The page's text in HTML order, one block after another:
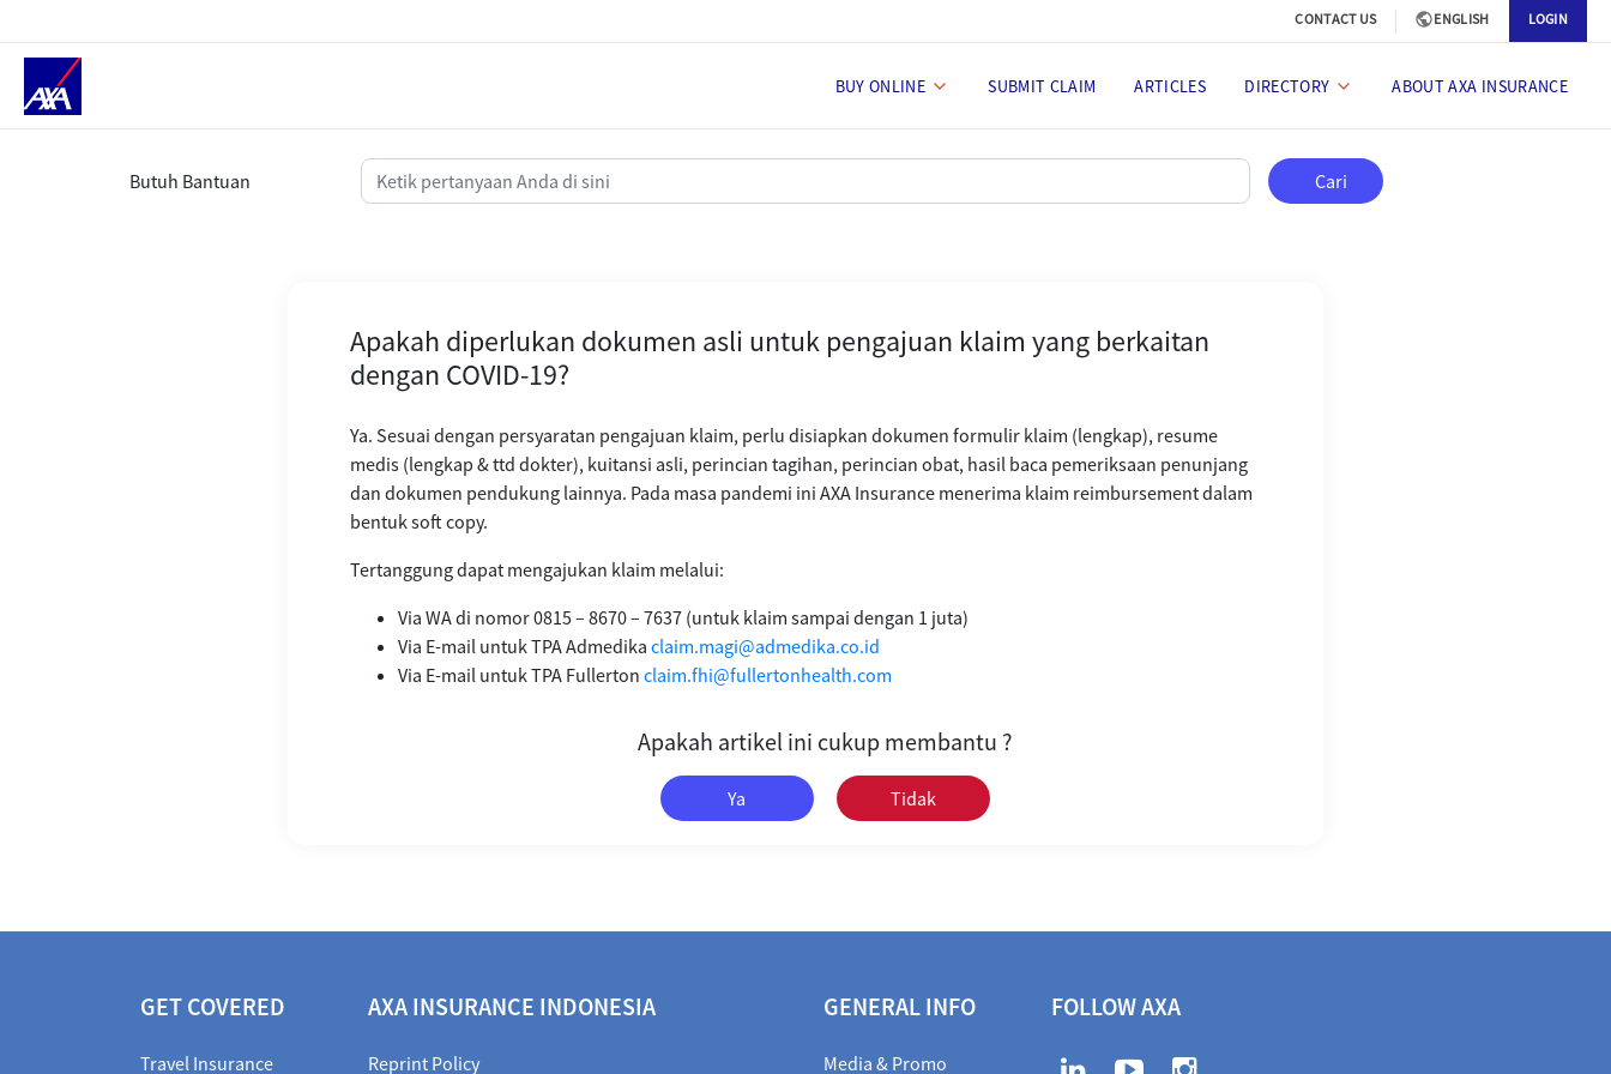
CONTACT US ENGLISH LOGIN
BUY ONLINE SUBMIT CLAIM ARTICLES DIRECTORY ABOUT AXA INSURANCE
Apakah diperlukan dokumen asli untuk pengajuan klaim yang berkaitan dengan COVID-19?
Butuh Bantuan Cari
Apakah diperlukan dokumen asli untuk pengajuan klaim yang berkaitan
dengan COVID-19?
Ya. Sesuai dengan persyaratan pengajuan klaim, perlu disiapkan dokumen formulir klaim (lengkap), resume
medis (lengkap & ttd dokter), kuitansi asli, perincian tagihan, perincian obat, hasil baca pemeriksaan penunjang
dan dokumen pendukung lainnya. Pada masa pandemi ini AXA Insurance menerima klaim reimbursement dalam
bentuk soft copy.
Tertanggung dapat mengajukan klaim melalui:
Via WA di nomor 0815 – 8670 – 7637 (untuk klaim sampai dengan 1 juta)
Via E-mail untuk TPA Admedika claim.magi@admedika.co.id
Via E-mail untuk TPA Fullerton claim.fhi@fullertonhealth.com
Apakah artikel ini cukup membantu ?
Ya Tidak
GET COVERED AXA INSURANCE INDONESIA GENERAL INFO
Travel Insurance Reprint Policy Media & Promo
FOLLOW AXA